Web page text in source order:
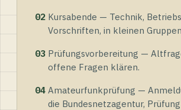
02 Kursabende — Technik,
Vorschriften, in kleinen
03 Prüfungsvorbereitung —
offene Fragen klären.
04 Amateurfunkprüfung —
die Bundesnetzagentur,